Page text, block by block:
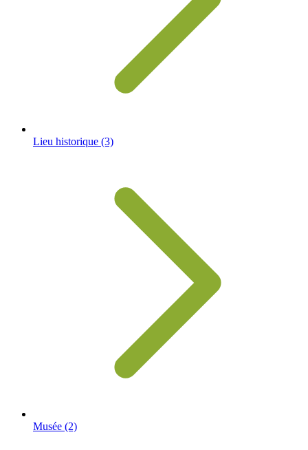
Lieu historique (3)
Musée (2)